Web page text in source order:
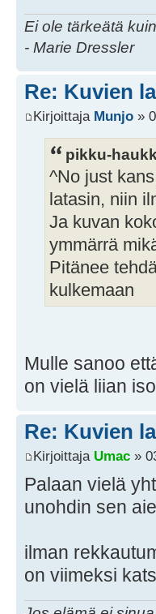
Ei ole tärkeätä
- Marie Dressler
Re: Kuvien
Kirjoittaja Munjo »
pikku-
^No just
latasin, niin
Ja kuvan
ymmärrä
Pitänee
kulkemaan
Mulle sanoo
on vielä liian
Re: Kuvien
Kirjoittaja Umac »
Palaan vielä
unohdin sen
ilman
on viimeksi